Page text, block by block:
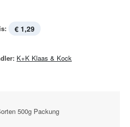
€ 1,29
K+K Klaas & Kock
500g Packung